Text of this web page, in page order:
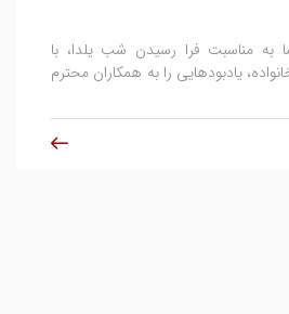
به مناسبت فرا رسیدن شب یلدا، با
یادبودهایی را به همکاران محترم